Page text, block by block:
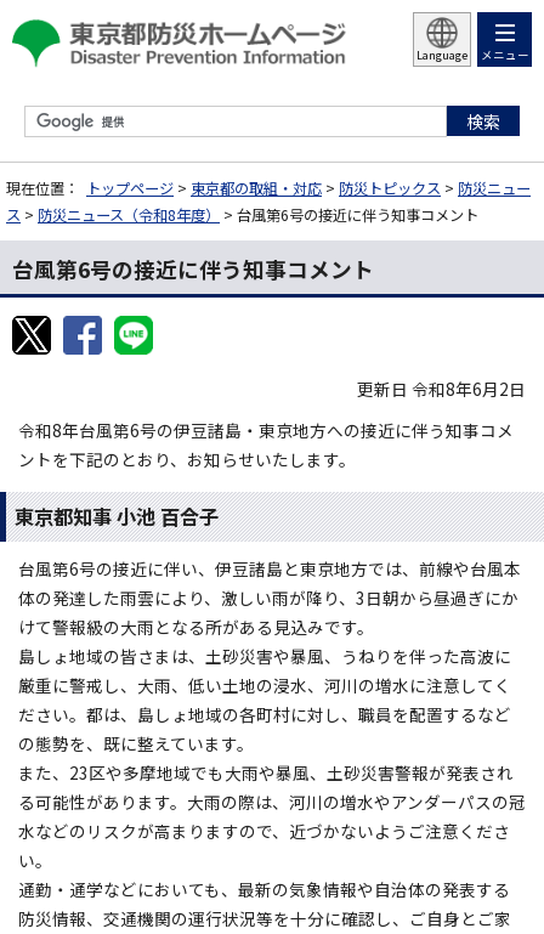
Language メニュー
現在位置： トップページ > 東京都の取組・対応 > 防災トピックス > 防災ニュー
ス > 防災ニュース（令和8年度） > 台風第6号の接近に伴う知事コメント
台風第6号の接近に伴う知事コメント
更新日 令和8年6月2日
令和8年台風第6号の伊豆諸島・東京地方への接近に伴う知事コメ
ントを下記のとおり、お知らせいたします。
東京都知事 小池 百合子
台風第6号の接近に伴い、伊豆諸島と東京地方では、前線や台風本
体の発達した雨雲により、激しい雨が降り、3日朝から昼過ぎにか
けて警報級の大雨となる所がある見込みです。
島しょ地域の皆さまは、土砂災害や暴風、うねりを伴った高波に
厳重に警戒し、大雨、低い土地の浸水、河川の増水に注意してく
ださい。都は、島しょ地域の各町村に対し、職員を配置するなど
の態勢を、既に整えています。
また、23区や多摩地域でも大雨や暴風、土砂災害警報が発表され
る可能性があります。大雨の際は、河川の増水やアンダーパスの冠
水などのリスクが高まりますので、近づかないようご注意くださ
い。
通勤・通学などにおいても、最新の気象情報や自治体の発表する
防災情報、交通機関の運行状況等を十分に確認し、ご自身とご家